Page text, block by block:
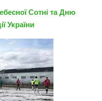
Сотні та Дню
України